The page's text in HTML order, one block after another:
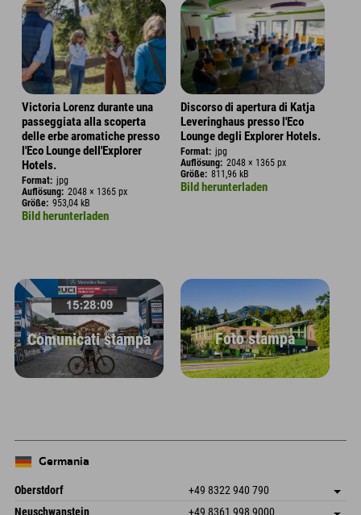
Victoria Lorenz durante una
passeggiata alla scoperta
delle erbe aromatiche presso
l'Eco Lounge dell'Explorer
Hotels.
Format: jpg
Auflösung: 2048 × 1365 px
Größe: 953,04 kB
Bild herunterladen
Discorso di apertura di Katja
Leveringhaus presso l'Eco
Lounge degli Explorer Hotels.
Format: jpg
Auflösung: 2048 × 1365 px
Größe: 811,96 kB
Bild herunterladen
Comunicati stampa Foto stampa
Germania
Oberstdorf +49 8322 940 790
An der Breitach 3
Salva indirizzo
Neuschwanstein +49 8361 998 9000